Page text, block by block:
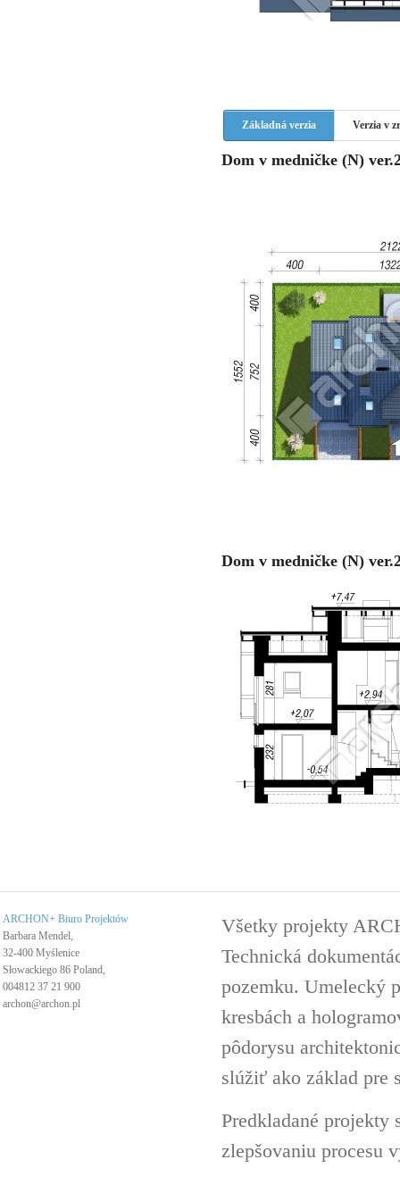
Základná verzia Verzia v
Dom v medničke (N)
Dom v medničke (N)
ARCHON+ Biuro Projektów
Barbara Mendel,
32-400 Myślenice
Słowackiego 86 Poland,
004812 37 21 900
archon@archon.pl
Všetky projekty
Technická
pozemku. Umelecký
kresbách a
pôdorysu
slúžiť ako základ pre
Predkladané
zlepšovaniu procesu